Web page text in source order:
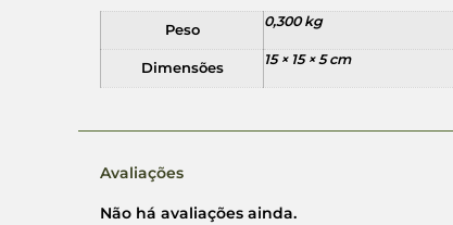
Peso
0,300 kg
Dimensões
15 × 15 × 5 cm
Avaliações
Não há avaliações ainda.